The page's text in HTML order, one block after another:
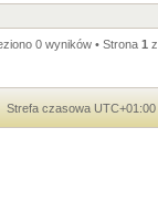
0 wyników • Strona 1 z
Strefa czasowa UTC+01:00